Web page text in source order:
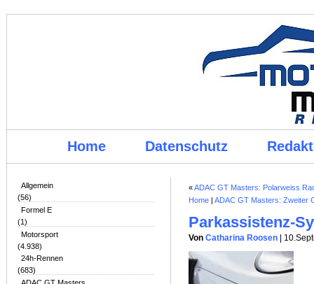
Home Datenschutz
Allgemein
(56)
Formel E
(1)
Motorsport
(4.938)
24h-Rennen
(683)
«ADAC GT Masters: Polarweiss
Home | ADAC GT Masters: Zweiter
Parkassistenz-
Von Catharina Roosen |